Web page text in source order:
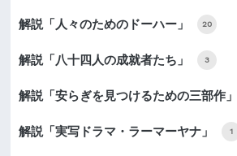
解説「人々のためのドーハー」 20
解説「八十四人の成就者たち」 3
解説「安らぎを見つけるための三部作」
解説「実写ドラマ・ラーマーヤナ」 1